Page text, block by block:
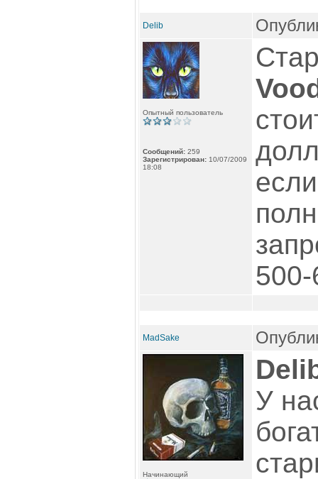
Delib
Опытный пользователь
Сообщений: 259
Зарегистрирован: 10/07/2009
18:08
500-
MadSake
Начинающий
У